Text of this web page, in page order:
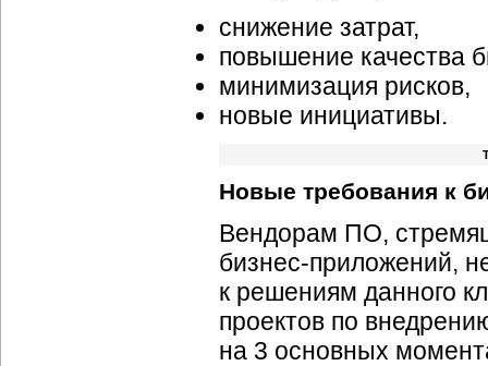
снижение затрат,
повышение качества
минимизация рисков,
новые инициативы.
Новые требования к
Вендорам ПО,
бизнес-приложений,
к решениям данного
проектов по
на 3 основных